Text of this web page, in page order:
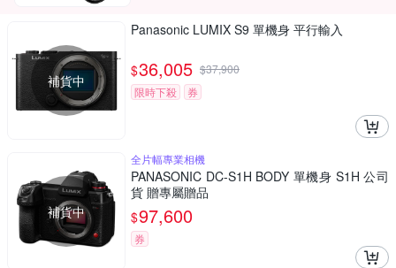
補貨中
Panasonic LUMIX S9 單機身 平行輸入
$36,005 $37,900
限時下殺
券
補貨中
全片幅專業相機
PANASONIC DC-S1H BODY 單機身 S1H 公司
貨 贈專屬贈品
$97,600
券